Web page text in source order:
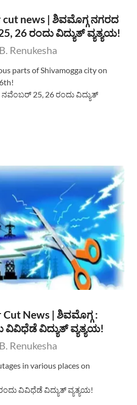
cut news | ಶಿವಮೊಗ್ಗ ನಗರದ
26 ರಂದು ವಿದ್ಯುತ್ ವ್ಯತ್ಯಯ!
B. Renukesha
parts of Shivamogga city on
25, 26 ರಂದು ವಿದ್ಯುತ್
News | ಶಿವಮೊಗ್ಗ :
ವಿದ್ಯುತ್ ವ್ಯತ್ಯಯ!
B. Renukesha
in various places on
ವಿವಿಧೆಡೆ ವಿದ್ಯುತ್ ವ್ಯತ್ಯಯ!